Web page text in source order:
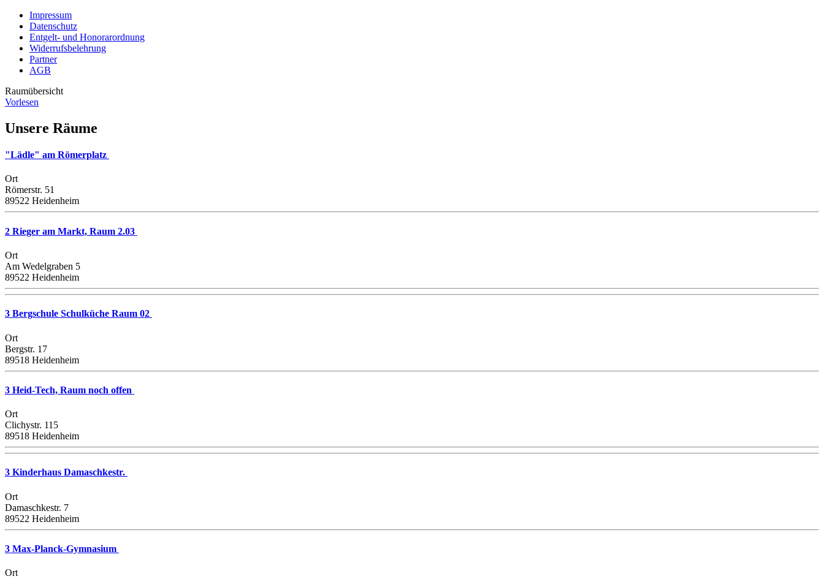
Impressum
Datenschutz
Entgelt- und Honorarordnung
Widerrufsbelehrung
Partner
AGB
Raumübersicht
Vorlesen
Unsere Räume
"Lädle" am Römerplatz
Ort
Römerstr. 51
89522 Heidenheim
2 Rieger am Markt, Raum 2.03
Ort
Am Wedelgraben 5
89522 Heidenheim
3 Bergschule Schulküche Raum 02
Ort
Bergstr. 17
89518 Heidenheim
3 Heid-Tech, Raum noch offen
Ort
Clichystr. 115
89518 Heidenheim
3 Kinderhaus Damaschkestr.
Ort
Damaschkestr. 7
89522 Heidenheim
3 Max-Planck-Gymnasium
Ort